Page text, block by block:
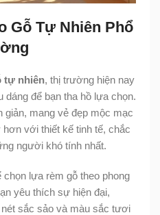
Gỗ Tự Nhiên Phổ
tự nhiên, thị trường hiện nay
dáng để bạn tha hồ lựa chọn.
mang vẻ đẹp mộc mạc
với thiết kế tinh tế, chắc
người khó tính nhất.
chọn lựa rèm gỗ theo phong
yêu thích sự hiện đại,
sắc sảo và màu sắc tươi